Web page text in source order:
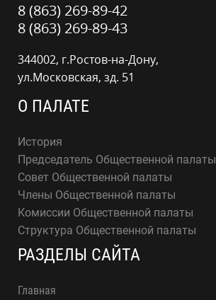
8 (863) 269-89-42
8 (863) 269-89-43
344002, г.Ростов-на-Дону,
ул.Московская, зд. 51
О ПАЛАТЕ
История
Председатель Общественной палаты
Совет Общественной палаты
Члены Общественной палаты
Комиссии Общественной палаты
Структура Общественной палаты
РАЗДЕЛЫ САЙТА
Главная